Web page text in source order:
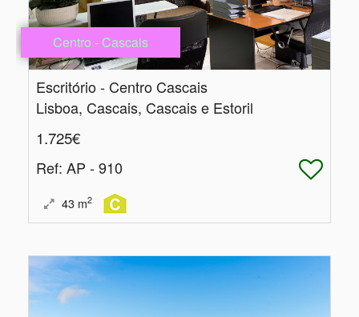
Centro - Cascais
Escritório - Centro Cascais
Lisboa, Cascais, Cascais e Estoril
1.725€
Ref: AP - 910
43 m2